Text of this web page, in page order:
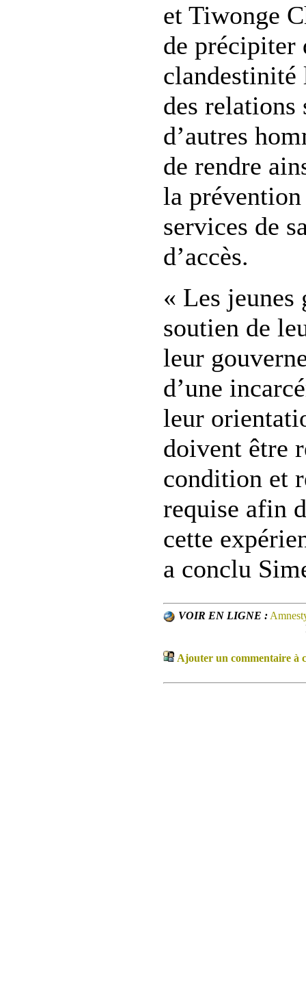
et Tiwonge
de précipiter
clandestinité
des relations
d’autres
de rendre
la
services de
d’accès.
« Les jeunes
soutien de
leur
d’une
leur
doivent être
condition et
requise afin
cette
a conclu
VOIR EN LIGNE :
Ajouter un commentaire à